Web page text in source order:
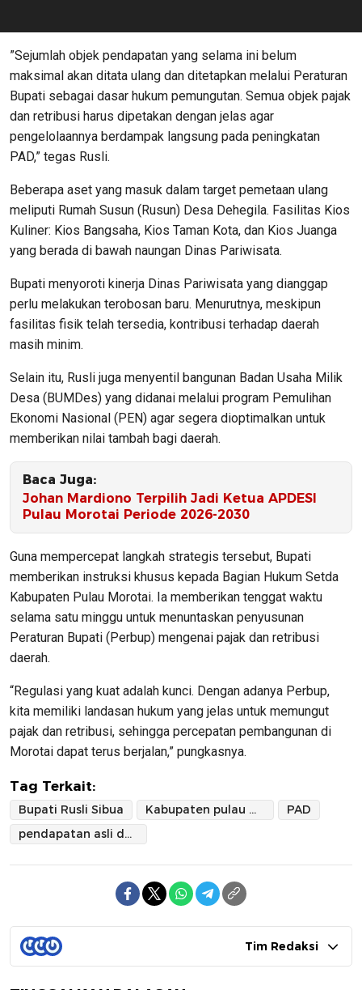
​”Sejumlah objek pendapatan yang selama ini belum
maksimal akan ditata ulang dan ditetapkan melalui Peraturan
Bupati sebagai dasar hukum pemungutan. Semua objek pajak
dan retribusi harus dipetakan dengan jelas agar
pengelolaannya berdampak langsung pada peningkatan
PAD,” tegas Rusli.
​Beberapa aset yang masuk dalam target pemetaan ulang
meliputi Rumah Susun (Rusun) Desa Dehegila. ​Fasilitas Kios
Kuliner: Kios Bangsaha, Kios Taman Kota, dan Kios Juanga
yang berada di bawah naungan Dinas Pariwisata.
​Bupati menyoroti kinerja Dinas Pariwisata yang dianggap
perlu melakukan terobosan baru. Menurutnya, meskipun
fasilitas fisik telah tersedia, kontribusi terhadap daerah
masih minim.
Selain itu, Rusli juga menyentil bangunan Badan Usaha Milik
Desa (BUMDes) yang didanai melalui program Pemulihan
Ekonomi Nasional (PEN) agar segera dioptimalkan untuk
memberikan nilai tambah bagi daerah.
Baca Juga:
Johan Mardiono Terpilih Jadi Ketua APDESI
Pulau Morotai Periode 2026-2030
​Guna mempercepat langkah strategis tersebut, Bupati
memberikan instruksi khusus kepada Bagian Hukum Setda
Kabupaten Pulau Morotai. Ia memberikan tenggat waktu
selama satu minggu untuk menuntaskan penyusunan
Peraturan Bupati (Perbup) mengenai pajak dan retribusi
daerah.
​“Regulasi yang kuat adalah kunci. Dengan adanya Perbup,
kita memiliki landasan hukum yang jelas untuk memungut
pajak dan retribusi, sehingga percepatan pembangunan di
Morotai dapat terus berjalan,” pungkasnya.
Tag Terkait:
Bupati Rusli Sibua Kabupaten pulau morotai
PAD
pendapatan asli daerah
Tim Redaksi